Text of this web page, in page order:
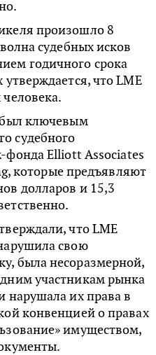
произошло 8
судебных исков
годичного срока
что LME
был ключевым
судебного
фонда Elliott Associates
которые предъявляют
долларов и 15,3
что LME
свою
была несоразмерной,
участникам рынка
нарушала их права в
конвенцией о правах
имуществом,